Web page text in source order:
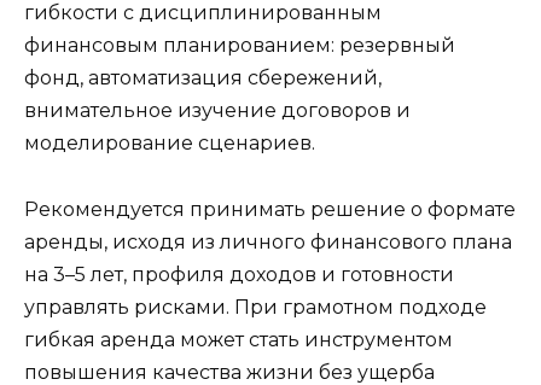
гибкости с дисциплинированным
финансовым планированием: резервный
фонд, автоматизация сбережений,
внимательное изучение договоров и
моделирование сценариев.
Рекомендуется принимать решение о формате
аренды, исходя из личного финансового плана
на 3–5 лет, профиля доходов и готовности
управлять рисками. При грамотном подходе
гибкая аренда может стать инструментом
повышения качества жизни без ущерба